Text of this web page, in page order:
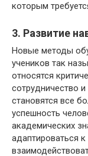
которым
3. Развитие
Новые методы
учеников так
относятся
сотрудничество
становятся все
успешность
академических
адаптироваться